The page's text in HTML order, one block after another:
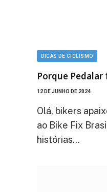
DICAS DE CICLISMO
Porque Pedalar
12 DE JUNHO DE 2024
Olá, bikers
ao Bike Fix
histórias…